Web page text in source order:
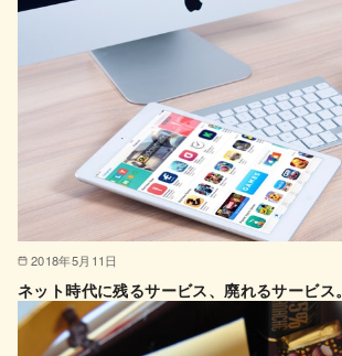
2018年5月11日
ネット時代に残るサービス、廃れるサービス。